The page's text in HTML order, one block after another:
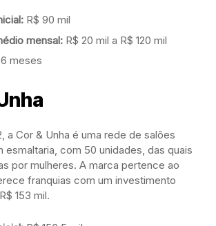
R$ 90 mil
mensal: R$ 20 mil a R$ 120 mil
meses
a Cor & Unha é uma rede de salões
esmaltaria, com 50 unidades, das quais
por mulheres. A marca pertence ao
franquias com um investimento
153 mil.